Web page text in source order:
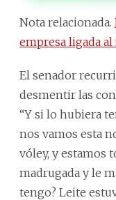
Nota relacionada.
empresa ligada
El senador
desmentir las
“Y si lo hubiera
nos vamos esta
vóley, y estamos
madrugada y le
tengo? Leite